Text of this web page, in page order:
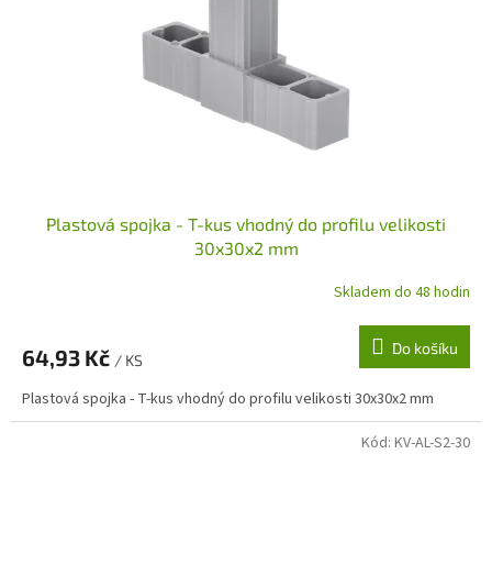
Plastová spojka - T-kus vhodný do profilu velikosti
30x30x2 mm
Skladem do 48 hodin
64,93 Kč / KS
Do košíku
Plastová spojka - T-kus vhodný do profilu velikosti 30x30x2 mm
Kód: KV-AL-S2-30